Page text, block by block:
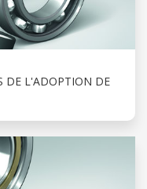
DE L'ADOPTION DE